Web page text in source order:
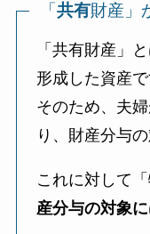
「 共有財産」
「共有財産」
形成した資産で
そのため、夫
り、財産分与
これに対して
産分与の対象に